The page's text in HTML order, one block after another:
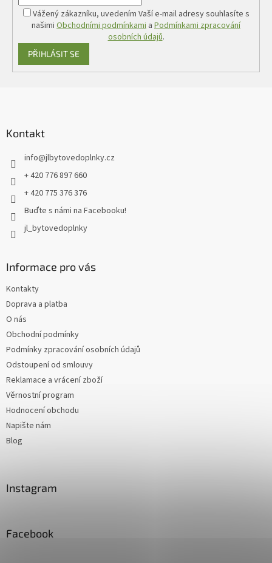
i
s
u
Vážený zákazníku, uvedením Vaší e-mail adresy souhlasíte s
našimi Obchodními podmínkami a Podmínkami zpracování
osobních údajů.
PŘIHLÁSIT SE
Kontakt
info@jlbytovedoplnky.cz
+ 420 776 897 660
+ 420 775 376 376
Buďte s námi na Facebooku!
jl_bytovedoplnky
Informace pro vás
Kontakty
Doprava a platba
O nás
Obchodní podmínky
Podmínky zpracování osobních údajů
Odstoupení od smlouvy
Reklamace a vrácení zboží
Věrnostní program
Hodnocení obchodu
Napište nám
Blog
Instagram
Facebook